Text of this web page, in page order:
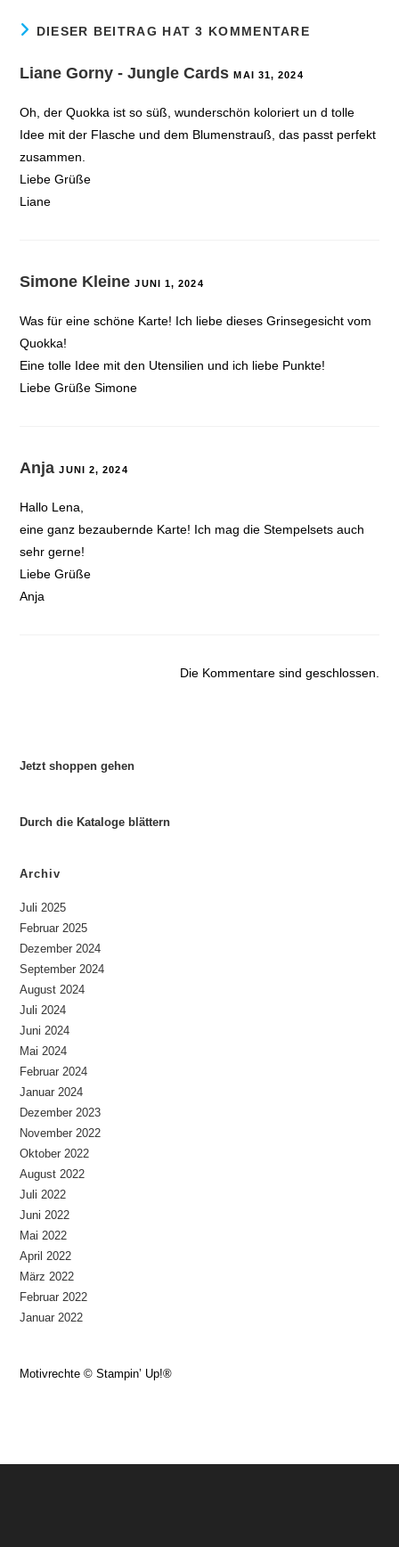
DIESER BEITRAG HAT 3 KOMMENTARE
Liane Gorny - Jungle Cards MAI 31, 2024
Oh, der Quokka ist so süß, wunderschön koloriert un d tolle
Idee mit der Flasche und dem Blumenstrauß, das passt perfekt
zusammen.
Liebe Grüße
Liane
Simone Kleine JUNI 1, 2024
Was für eine schöne Karte! Ich liebe dieses Grinsegesicht vom
Quokka!
Eine tolle Idee mit den Utensilien und ich liebe Punkte!
Liebe Grüße Simone
Anja JUNI 2, 2024
Hallo Lena,
eine ganz bezaubernde Karte! Ich mag die Stempelsets auch
sehr gerne!
Liebe Grüße
Anja
Die Kommentare sind geschlossen.
Jetzt shoppen gehen
Durch die Kataloge blättern
Archiv
Juli 2025
Februar 2025
Dezember 2024
September 2024
August 2024
Juli 2024
Juni 2024
Mai 2024
Februar 2024
Januar 2024
Dezember 2023
November 2022
Oktober 2022
August 2022
Juli 2022
Juni 2022
Mai 2022
April 2022
März 2022
Februar 2022
Januar 2022
Motivrechte © Stampin’ Up!®